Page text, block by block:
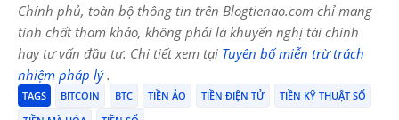
Chính phủ, toàn bộ thông tin trên Blogtienao.com chỉ mang
tính chất tham khảo, không phải là khuyến nghị tài chính
hay tư vấn đầu tư. Chi tiết xem tại Tuyên bố miễn trừ trách
nhiệm pháp lý.
TAGS BITCOIN BTC TIỀN ẢO TIỀN ĐIỆN TỬ
TIỀN KỸ THUẬT SỐ